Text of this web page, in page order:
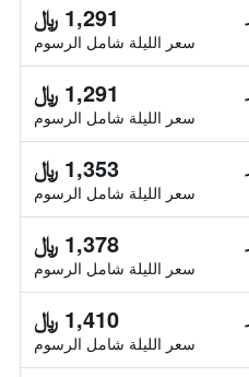
1,291 ﷼
سعر الليلة شامل الرسوم
1,291 ﷼
سعر الليلة شامل الرسوم
1,353 ﷼
سعر الليلة شامل الرسوم
1,378 ﷼
سعر الليلة شامل الرسوم
1,410 ﷼
سعر الليلة شامل الرسوم